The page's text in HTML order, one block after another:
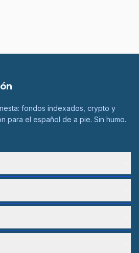
fondos indexados, crypto y
para el español de a pie. Sin humo.